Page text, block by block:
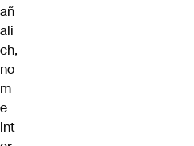
añ
ali
ch,
no
m
e
int